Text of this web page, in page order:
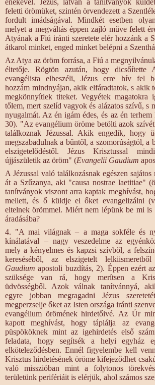
énekével. Jézus, látván a tanítványok
feletti örömüket, szintén örvendezett a
fordult imádságával. Mindkét esetben
melyet a megváltás éppen zajló műve felett
Atyának a Fiú iránti szeretete elér hozzánk a
átkarol minket, enged minket belépni a
Az Atya az öröm forrása, a Fiú a
éltetője. Rögtön azután, hogy dicsőítette
evangélista elbeszéli, Jézus erre hív fel
hozzám mindnyájan, akik elfáradtatok, s akik
megkönnyítlek titeket. Vegyétek magatokra
tőlem, mert szelíd vagyok és alázatos szívű, s
nyugalmát. Az én igám édes, és az én
30). "Az evangélium öröme betölti azok
találkoznak Jézussal. Akik engedik, hogy
megszabadulnak a bűntől, a szomorúságtól, a
elszigetelődéstől. Jézus Krisztussal
újjászületik az öröm" (Evangelii Gaudium
A Jézussal való találkozásnak egészen sajátos
át a Szűzanya, aki "causa nostrae laetitiae"
tanítványok viszont arra kaptak meghívást,
mellett, és ő küldje el őket evangelizálni
eltelnek örömmel. Miért nem lépünk be mi is
áradásába?
4. "A mai világnak – a maga sokféle és
kínálatával – nagy veszedelme az
mely a kényelmes és kapzsi szívből, a
kereséséből, az elszigetelt
Gaudium apostoli buzdítás, 2). Éppen ezért
szüksége van rá, hogy merítsen a
üdvösségből. Azok válnak tanítvánnyá,
egyre jobban megragadni Jézus
megperzselje őket az Isten országa iránti
evangélium örömének hirdetőivé. Az Úr
kapott meghívást, hogy táplálja az
püspököknek mint az igehirdetés első
feladata, hogy segítsék a helyi egyház
elköteleződésben. Ennél figyelembe kell
Krisztus hirdetésének öröme kifejeződhet
való misszióban mint a folytonos
területünk perifériáit is elérjük, ahol számos